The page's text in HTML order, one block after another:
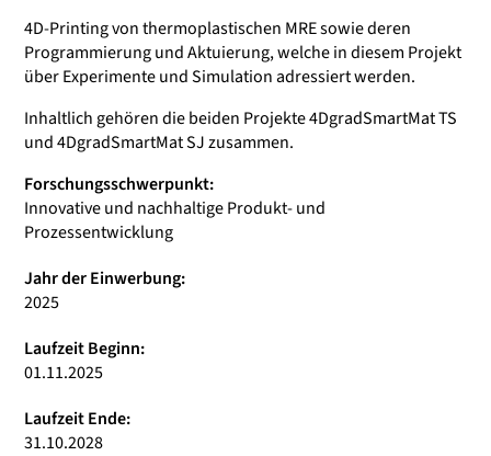
4D-Printing von thermoplastischen MRE sowie deren
Programmierung und Aktuierung, welche in diesem Projekt
über Experimente und Simulation adressiert werden.
Inhaltlich gehören die beiden Projekte 4DgradSmartMat TS
und 4DgradSmartMat SJ zusammen.
Forschungsschwerpunkt:
Innovative und nachhaltige Produkt- und
Prozessentwicklung
Jahr der Einwerbung:
2025
Laufzeit Beginn:
01.11.2025
Laufzeit Ende:
31.10.2028